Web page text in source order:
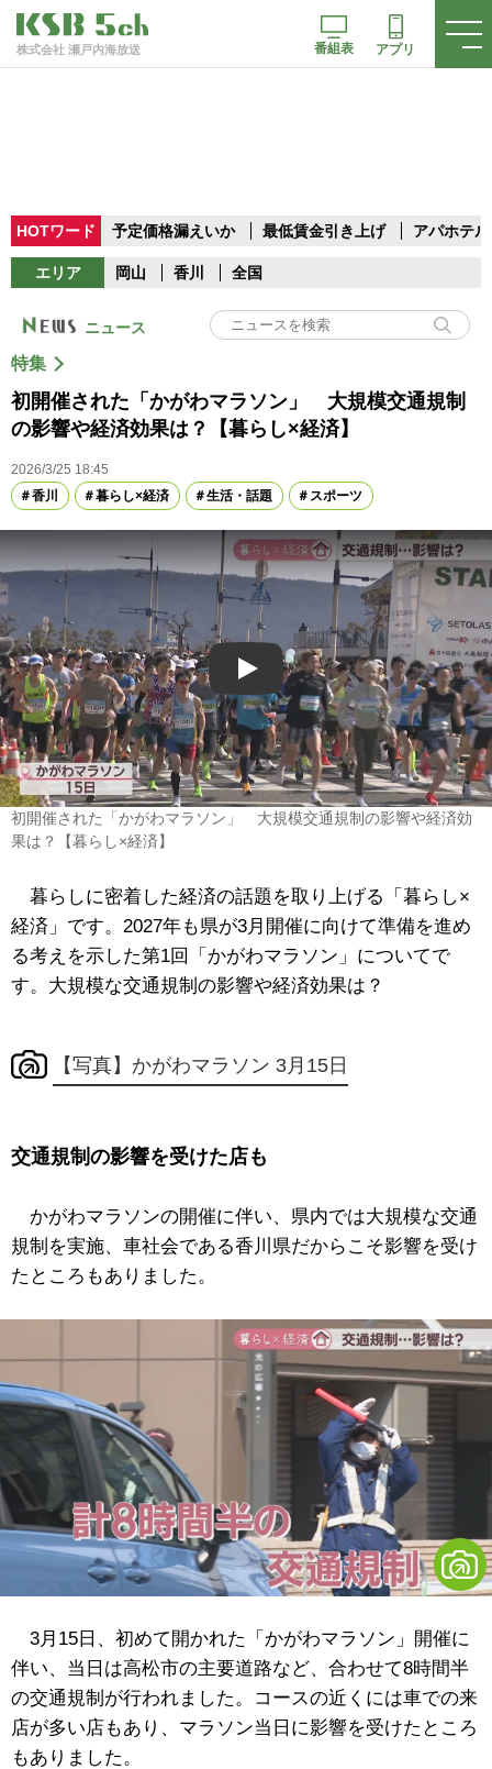
株式会社 瀬戸内海放送 番組表 アプリ
HOTワード 予定価格漏えいか 最低賃金引き上げ アパホテル
エリア 岡山 香川 全国
ニュース
特集
初開催された「かがわマラソン」 大規模交通規制
の影響や経済効果は？【暮らし×経済】
2026/3/25 18:45
香川
暮らし×経済 生活・話題 スポーツ
Play
初開催された「かがわマラソン」 大規模交通規制の影響や経済効
果は？【暮らし×経済】
暮らしに密着した経済の話題を取り上げる「暮らし×
経済」です。2027年も県が3月開催に向けて準備を進め
る考えを示した第1回「かがわマラソン」についてで
す。大規模な交通規制の影響や経済効果は？
【写真】かがわマラソン 3月15日
交通規制の影響を受けた店も
かがわマラソンの開催に伴い、県内では大規模な交通
規制を実施、車社会である香川県だからこそ影響を受け
たところもありました。
3月15日、初めて開かれた「かがわマラソン」開催に
伴い、当日は高松市の主要道路など、合わせて8時間半
の交通規制が行われました。コースの近くには車での来
店が多い店もあり、マラソン当日に影響を受けたところ
もありました。